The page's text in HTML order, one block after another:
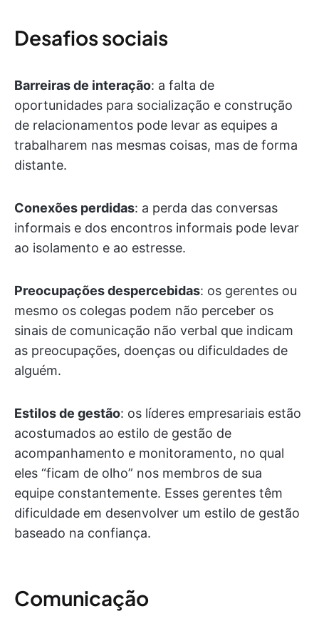
Desafios sociais
Barreiras de interação: a falta de
oportunidades para socialização e construção
de relacionamentos pode levar as equipes a
trabalharem nas mesmas coisas, mas de forma
distante.
Conexões perdidas: a perda das conversas
informais e dos encontros informais pode levar
ao isolamento e ao estresse.
Preocupações despercebidas: os gerentes ou
mesmo os colegas podem não perceber os
sinais de comunicação não verbal que indicam
as preocupações, doenças ou dificuldades de
alguém.
Estilos de gestão: os líderes empresariais estão
acostumados ao estilo de gestão de
acompanhamento e monitoramento, no qual
eles “ficam de olho” nos membros de sua
equipe constantemente. Esses gerentes têm
dificuldade em desenvolver um estilo de gestão
baseado na confiança.
Comunicação